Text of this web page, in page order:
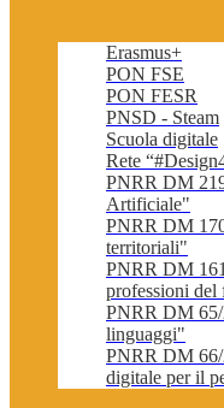
Erasmus+
PON FSE
PON FESR
PNSD - Steam
Scuola digitale
Rete
PNRR DM
Artificiale"
PNRR DM
territoriali"
PNRR DM
professioni del
PNRR DM 65/
linguaggi"
PNRR DM 66/
digitale per il